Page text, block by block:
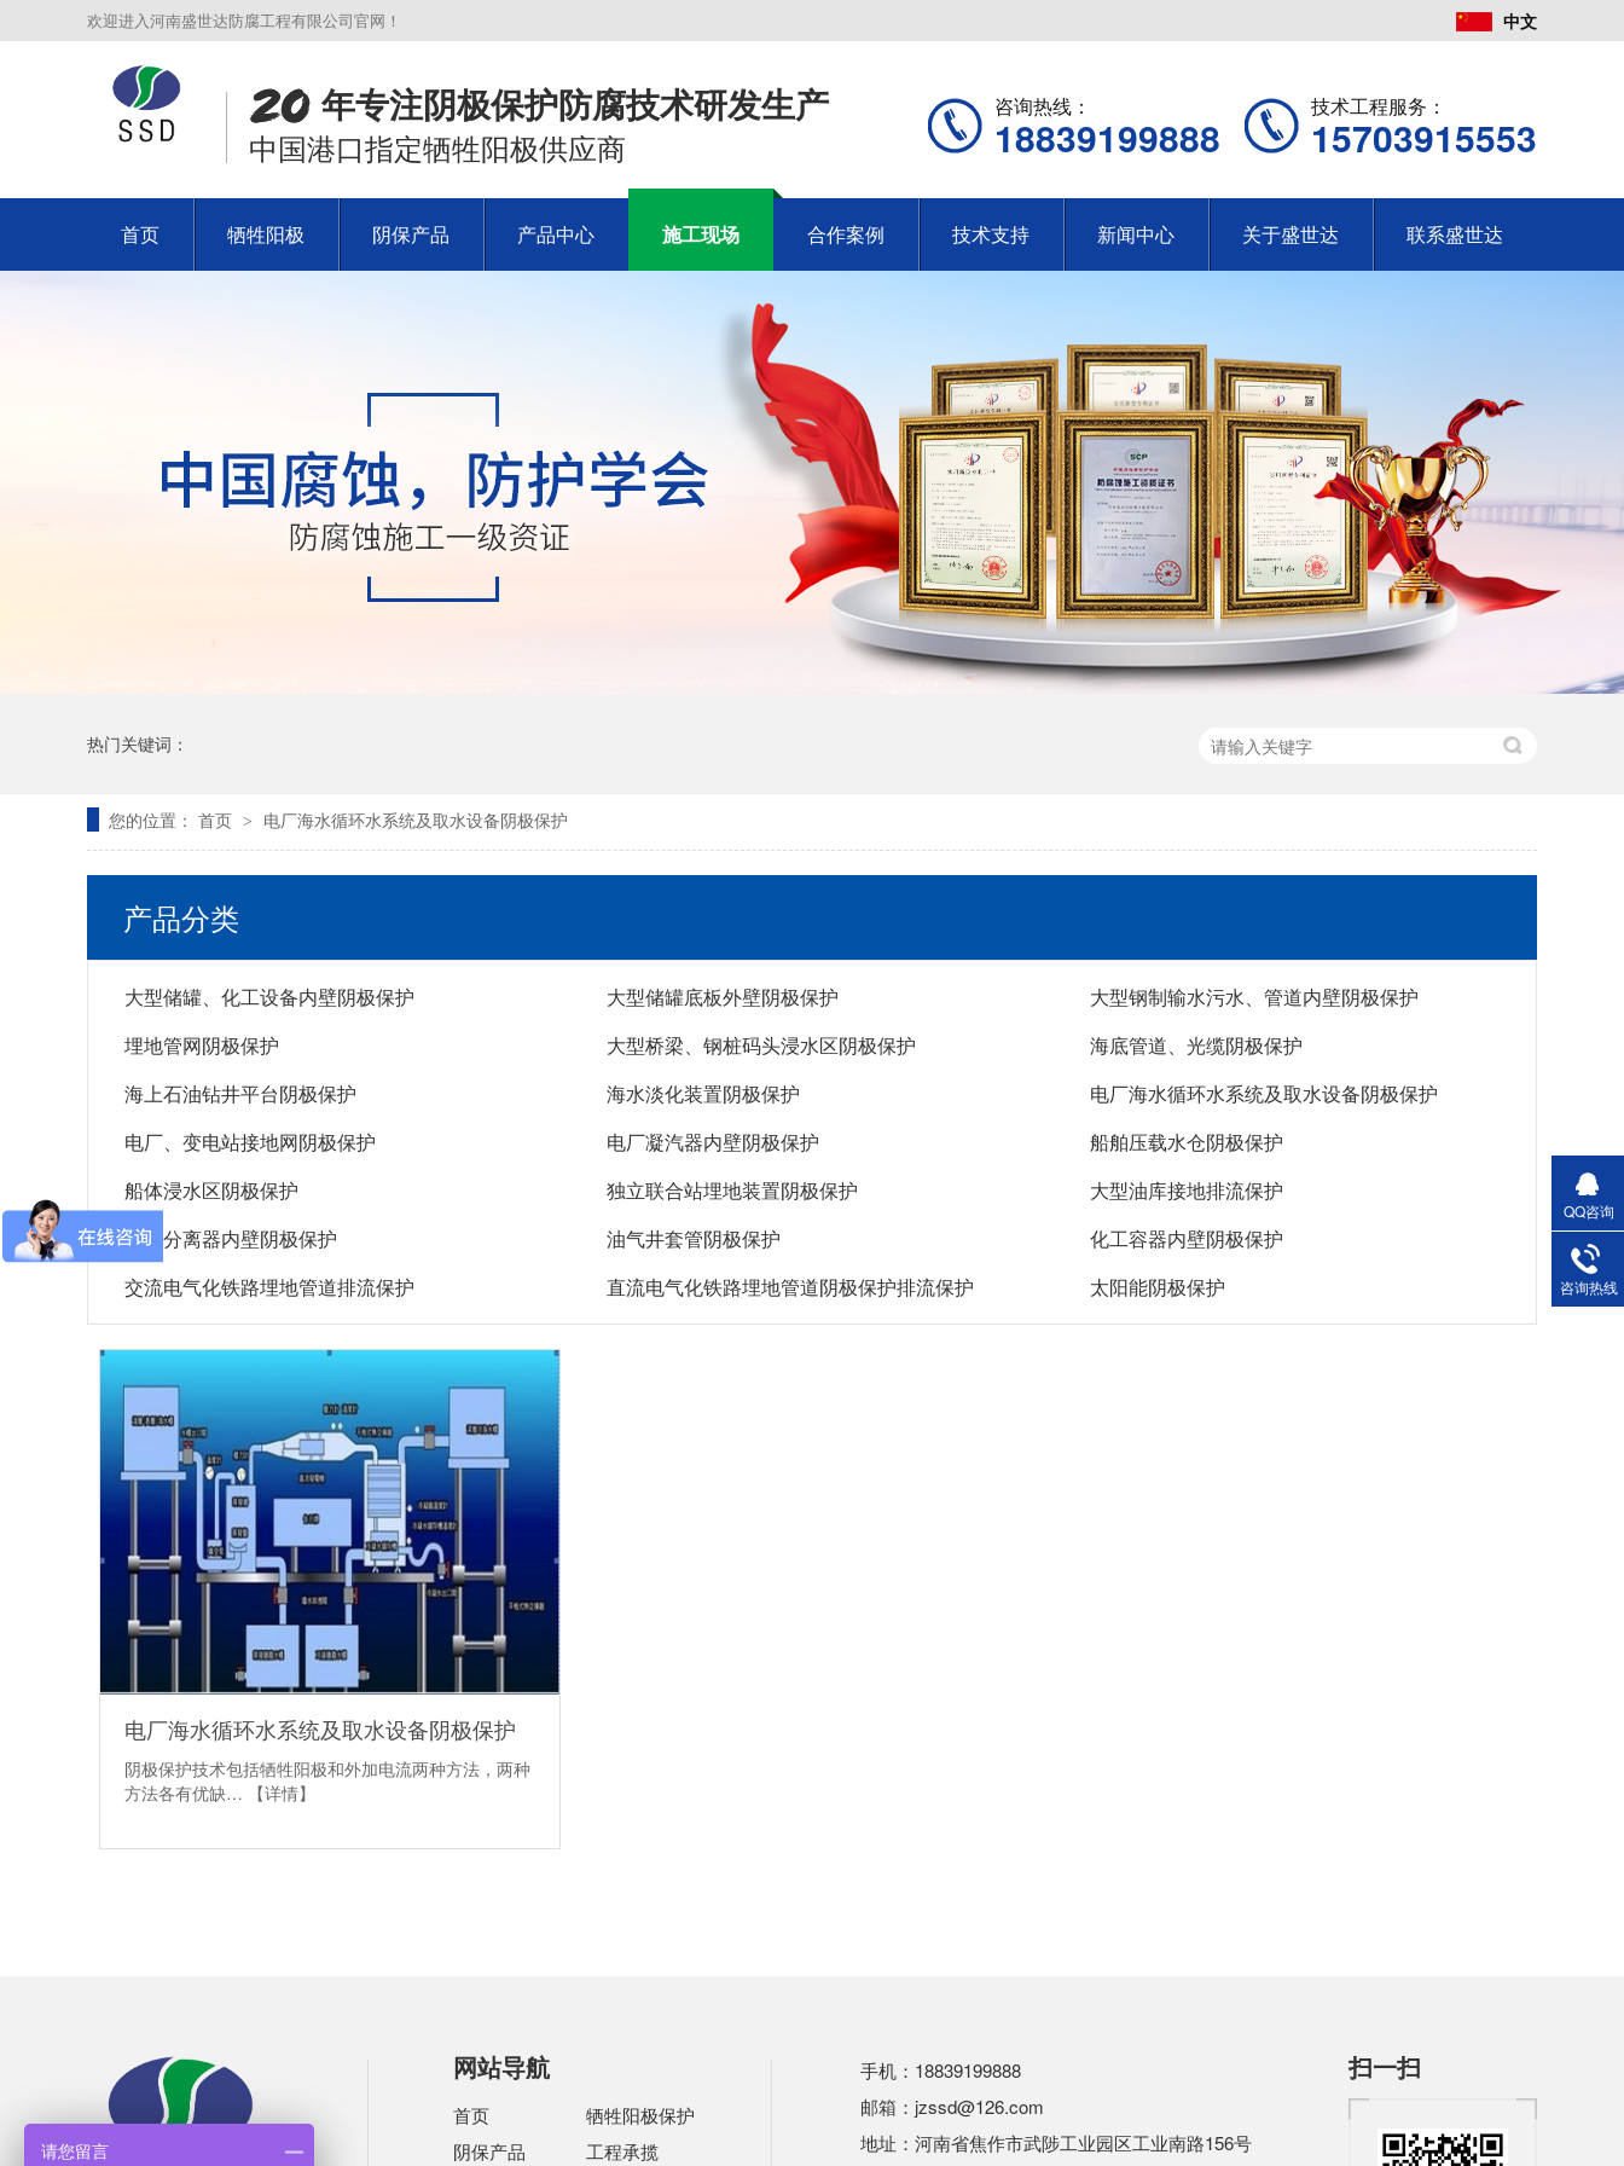
欢迎进入河南盛世达防腐工程有限公司官网！ 中文
年专注阴极保护防腐技术研发生产
中国港口指定牺牲阳极供应商
技术工程服务：
15703915553
咨询热线：
18839199888
首页 牺牲阳极 阴保产品 产品中心 施工现场 合作案例 技术支持 新闻中心 关于盛世达 联系盛世达
热门关键词：
您的位置： 首页 > 电厂海水循环水系统及取水设备阴极保护
产品分类
大型储罐、化工设备内壁阴极保护 大型储罐底板外壁阴极保护
大型钢制输水污水、管道内壁阴极保护
埋地管网阴极保护
大型桥梁、钢桩码头浸水区阴极保护
海底管道、光缆阴极保护
海上石油钻井平台阴极保护
海水淡化装置阴极保护
电厂海水循环水系统及取水设备阴极保护
电厂、变电站接地网阴极保护
电厂凝汽器内壁阴极保护
船舶压载水仓阴极保护
船体浸水区阴极保护
独立联合站埋地装置阴极保护
大型油库接地排流保护
油水分离器内壁阴极保护
油气井套管阴极保护
化工容器内壁阴极保护
交流电气化铁路埋地管道排流保护
直流电气化铁路埋地管道阴极保护排流保护 太阳能阴极保护
电厂海水循环水系统及取水设备阴极保护
阴极保护技术包括牺牲阳极和外加电流两种方法，两种
方法各有优缺…
【详情】
网站导航
首页
牺牲阳极保护
阴保产品
工程承揽
手机：18839199888
邮箱：jzssd@126.com
地址：河南省焦作市武陟工业园区工业南路156号
扫一扫
QQ咨询
咨询热线
请您留言